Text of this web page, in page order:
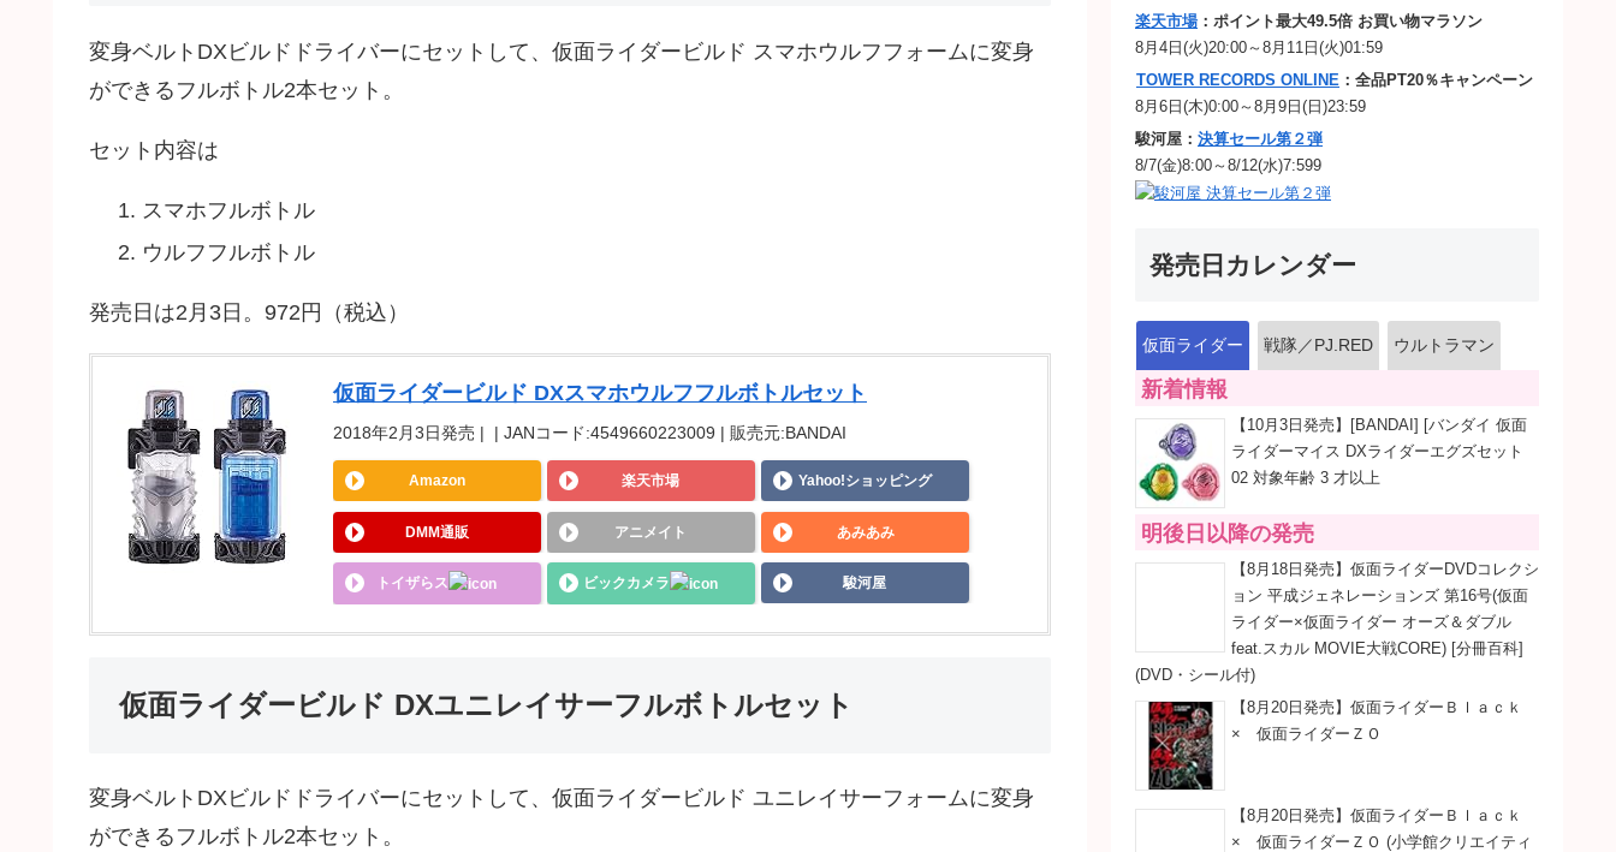
変身ベルトDXビルドドライバーにセットして、仮面ライダービルド スマホウルフフォームに変身
ができるフルボトル2本セット。
セット内容は
スマホフルボトル
ウルフフルボトル
発売日は2月3日。972円（税込）
仮面ライダービルド DXスマホウルフフルボトルセット
2018年2月3日発売 | | JANコード:4549660223009 | 販売元:BANDAI
Amazon 楽天市場 Yahoo!ショッピング
DMM通販 アニメイト あみあみ
トイザらス ビックカメラ 駿河屋
仮面ライダービルド DXユニレイサーフルボトルセット
変身ベルトDXビルドドライバーにセットして、仮面ライダービルド ユニレイサーフォームに変身
ができるフルボトル2本セット。
楽天市場 ：ポイント最大49.5倍 お買い物マラソン
8月4日(火)20:00～8月11日(火)01:59
TOWER RECORDS ONLINE ：全品PT20％キャンペーン
8月6日(木)0:00～8月9日(日)23:59
駿河屋： 決算セール第２弾
8/7(金)8:00～8/12(水)7:599
発売日カレンダー
仮面ライダー 戦隊／PJ.RED ウルトラマン
新着情報
【10月3日発売】[BANDAI] [バンダイ 仮面
ライダーマイス DXライダーエグズセット
02 対象年齢 3 才以上
明後日以降の発売
【8月18日発売】仮面ライダーDVDコレクシ
ョン 平成ジェネレーションズ 第16号(仮面
ライダー×仮面ライダー オーズ＆ダブル
feat.スカル MOVIE大戦CORE) [分冊百科]
(DVD・シール付)
【8月20日発売】仮面ライダーＢｌａｃｋ
× 仮面ライダーＺＯ
【8月20日発売】仮面ライダーＢｌａｃｋ
× 仮面ライダーＺＯ (小学館クリエイティ